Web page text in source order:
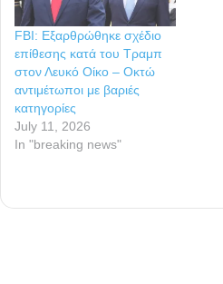
FBI: Εξαρθρώθηκε σχέδιο
επίθεσης κατά του Τραμπ
στον Λευκό Οίκο – Οκτώ
αντιμέτωποι με βαριές
κατηγορίες
July 11, 2026
In "breaking news"